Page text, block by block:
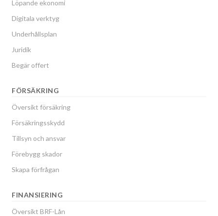
Löpande ekonomi
Digitala verktyg
Underhållsplan
Juridik
Begär offert
FÖRSÄKRING
Översikt försäkring
Försäkringsskydd
Tillsyn och ansvar
Förebygg skador
Skapa förfrågan
FINANSIERING
Översikt BRF-Lån